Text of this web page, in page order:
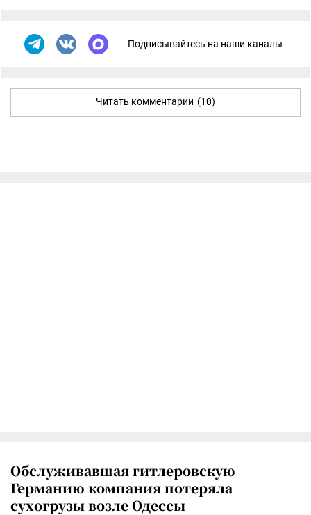
Подписывайтесь на наши каналы
Читать комментарии (10)
Обслуживавшая гитлеровскую
Германию компания потеряла
сухогрузы возле Одессы